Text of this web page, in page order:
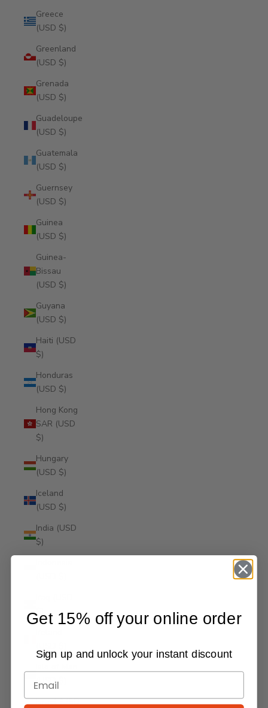
Greece
(USD $)
Greenland
(USD $)
Grenada
(USD $)
Guadeloupe
(USD $)
Guatemala
(USD $)
Guernsey
(USD $)
Guinea
(USD $)
Guinea-
Bissau
(USD $)
Guyana
(USD $)
Haiti (USD
$)
Honduras
(USD $)
Hong Kong
SAR (USD
$)
Hungary
(USD $)
Iceland
(USD $)
India (USD
$)
$)
Israel (USD
Get 15% off your online order
Sign up and unlock your instant discount